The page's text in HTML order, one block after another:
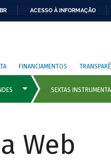
ACESSO À INFORMAÇÃO
FINANCIAMENTOS
Web